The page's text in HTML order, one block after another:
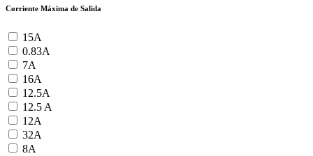
Corriente Máxima de Salida
15A
0.83A
7A
16A
12.5A
12.5 A
12A
32A
8A